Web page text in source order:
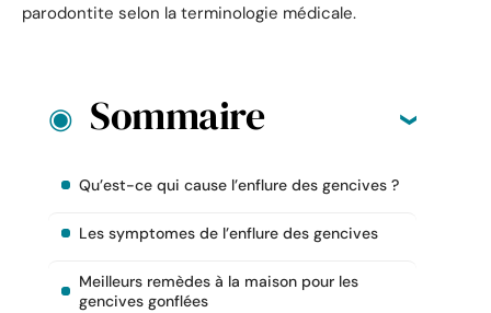
parodontite selon la terminologie médicale.
Sommaire
Qu’est-ce qui cause l’enflure des gencives ?
Les symptomes de l’enflure des gencives
Meilleurs remèdes à la maison pour les
gencives gonflées